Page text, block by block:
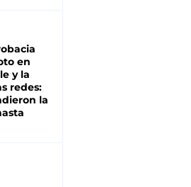
en
y la
redes:
la